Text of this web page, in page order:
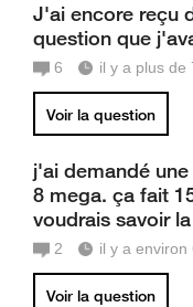
J'ai encore reçu
question que
6 il y a plus de
Voir la question
j'ai demandé
8 mega. ça fait
voudrais savoir
2 il y a environ
Voir la question